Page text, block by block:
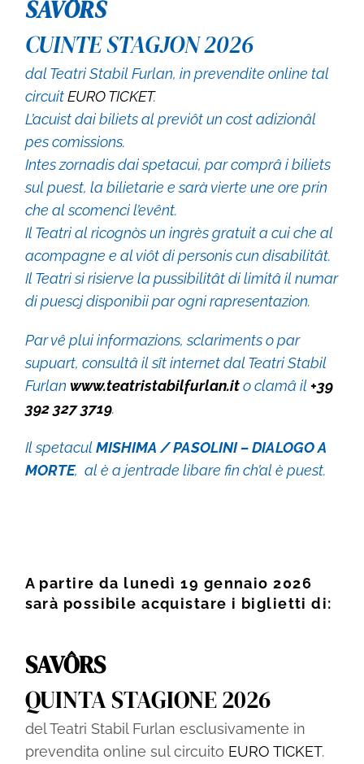
SAVÔRS
CUINTE STAGJON 2026
dal Teatri Stabil Furlan, in prevendite online tal
circuitEURO TICKET.
L’acuist dai biliets al previôt un cost adizionâl
pes comissions.
Intes zornadis dai spetacui, par comprâ i biliets
sul puest, la bilietarie e sarà vierte une ore prin
che al scomenci l’evênt.
Il Teatri al ricognòs un ingrès gratuit a cui che al
acompagne e al viôt di personis cun disabilitât.
Il Teatri si risierve la pussibilitât di limitâ il numar
di puescj disponibii par ogni rapresentazion.
Par vê plui informazions, sclariments o par
supuart, consultâ il sît internet dal Teatri Stabil
Furlan www.teatristabilfurlan.ito clamâ il +39
392 327 3719.
Il spetaculMISHIMA / PASOLINI – DIALOGO A
MORTE, al è a jentrade libare fin ch’al è puest.
A partire da lunedì 19 gennaio 2026
sarà possibile acquistare i biglietti di:
SAVÔRS
QUINTA STAGIONE 2026
del Teatri Stabil Furlan esclusivamente in
prevendita online sul circuito EURO TICKET.